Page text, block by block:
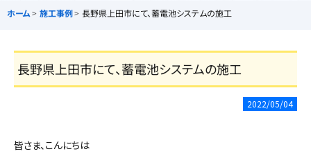
ホーム 施工事例 長野県上田市にて、蓄電池システムの施工
長野県上田市にて、蓄電池システムの施工
2022/05/04
皆さま、こんにちは